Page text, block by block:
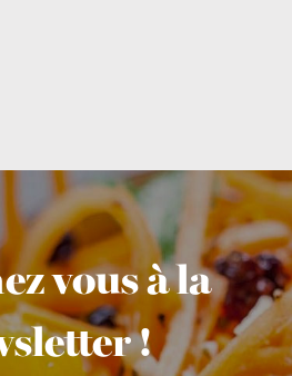
vous à la
!